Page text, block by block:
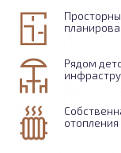
Рядом